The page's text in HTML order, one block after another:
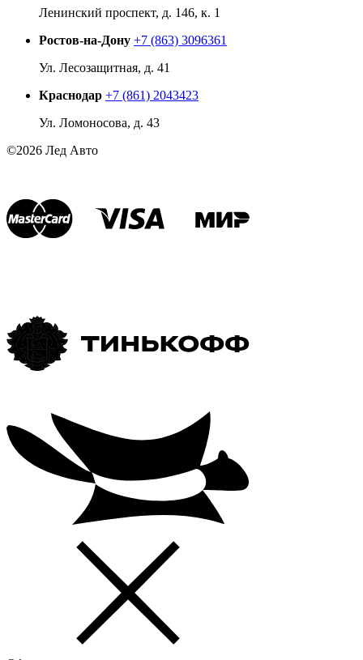
Ленинский проспект, д. 146, к. 1
Ростов-на-Дону +7 (863) 3096361
Ул. Лесозащитная, д. 41
Краснодар +7 (861) 2043423
Ул. Ломоносова, д. 43
©2026 Лед Авто